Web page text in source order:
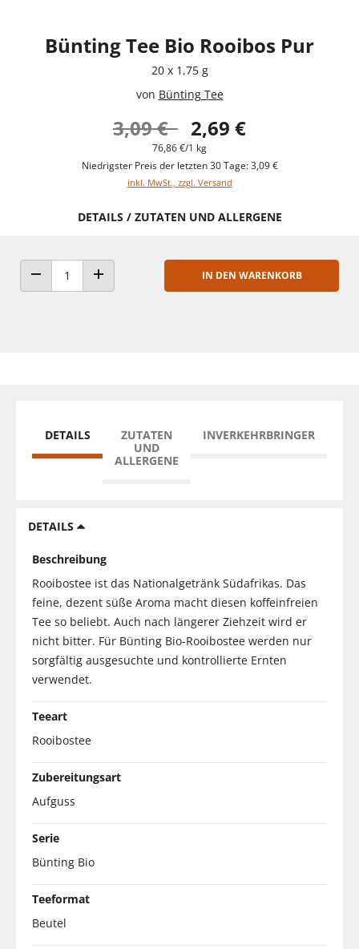
Bünting Tee Bio Rooibos Pur
20 x 1,75 g
von Bünting Tee
3,09 € 2,69 €
76,86 €/1 kg
Niedrigster Preis der letzten 30 Tage: 3,09 €
inkl. MwSt., zzgl. Versand
DETAILS / ZUTATEN UND ALLERGENE
ANZAHL VERRINGERNANZAHL ERHÖHEN
IN DEN WARENKORB
DETAILS
ZUTATEN
UND
ALLERGENE
INVERKEHRBRINGER
DETAILS
Beschreibung
Rooibostee ist das Nationalgetränk Südafrikas. Das
feine, dezent süße Aroma macht diesen koffeinfreien
Tee so beliebt. Auch nach längerer Ziehzeit wird er
nicht bitter. Für Bünting Bio-Rooibostee werden nur
sorgfältig ausgesuchte und kontrollierte Ernten
verwendet.
Teeart
Rooibostee
Zubereitungsart
Aufguss
Serie
Bünting Bio
Teeformat
Beutel